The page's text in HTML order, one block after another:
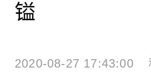
镒
2020-08-27 17:43:00